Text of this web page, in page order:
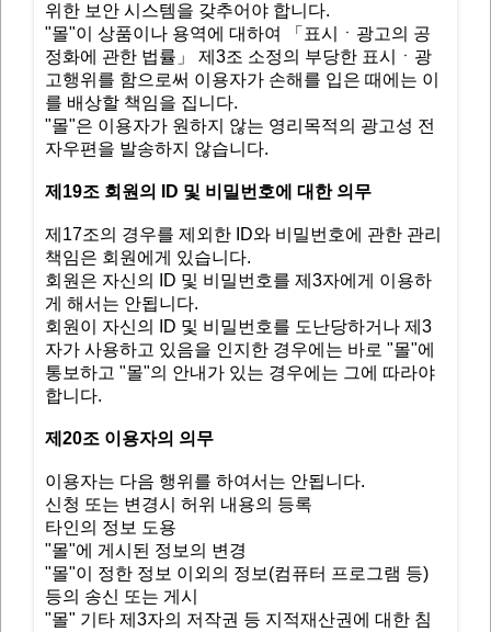
위한 보안 시스템을 갖추어야 합니다.
"몰"이 상품이나 용역에 대하여 「표시ㆍ광고의 공
정화에 관한 법률」 제3조 소정의 부당한 표시ㆍ광
고행위를 함으로써 이용자가 손해를 입은 때에는 이
를 배상할 책임을 집니다.
"몰"은 이용자가 원하지 않는 영리목적의 광고성 전
자우편을 발송하지 않습니다.
제19조 회원의 ID 및 비밀번호에 대한 의무
제17조의 경우를 제외한 ID와 비밀번호에 관한 관리
책임은 회원에게 있습니다.
회원은 자신의 ID 및 비밀번호를 제3자에게 이용하
게 해서는 안됩니다.
회원이 자신의 ID 및 비밀번호를 도난당하거나 제3
자가 사용하고 있음을 인지한 경우에는 바로 "몰"에
통보하고 "몰"의 안내가 있는 경우에는 그에 따라야
합니다.
제20조 이용자의 의무
이용자는 다음 행위를 하여서는 안됩니다.
신청 또는 변경시 허위 내용의 등록
타인의 정보 도용
"몰"에 게시된 정보의 변경
"몰"이 정한 정보 이외의 정보(컴퓨터 프로그램 등)
등의 송신 또는 게시
"몰" 기타 제3자의 저작권 등 지적재산권에 대한 침